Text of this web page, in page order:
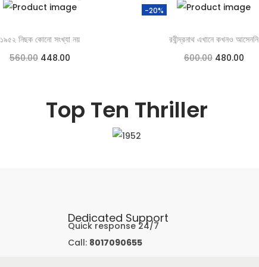
১৯৫২ নিছক কোনো সংখ্যা নয়
560.00 448.00
Add to Wishlist
-20%
রবীন্দ্রনাথ এখানে কখনও আসেননি
600.00 480.00
Top Ten Thriller
Dedicated Support
Quick response 24/7
Call: 8017090655